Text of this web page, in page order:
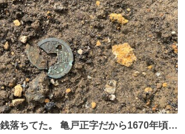
た。
落ちてた。 亀戸正字だから1670年頃に